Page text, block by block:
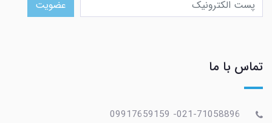
عضویت
تماس با ما